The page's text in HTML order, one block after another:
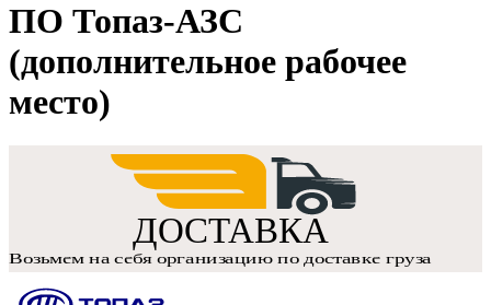
ПО Топаз-АЗС
(дополнительное рабочее
место)